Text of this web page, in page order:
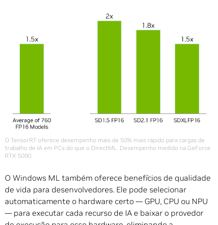
O TensorRT oferece desempenho mais de 50% mais rápido para cargas de
trabalho de IA em PCs do que o DirectML. Desempenho medido na GeForce
RTX 5090.
O Windows ML também oferece benefícios de qualidade
de vida para desenvolvedores. Ele pode selecionar
automaticamente o hardware certo — GPU, CPU ou NPU
— para executar cada recurso de IA e baixar o provedor